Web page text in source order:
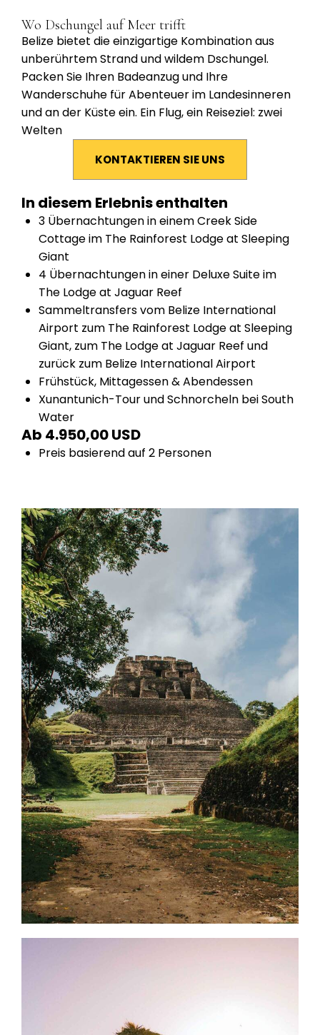
Wo Dschungel auf Meer trifft
Belize bietet die einzigartige Kombination aus
unberührtem Strand und wildem Dschungel.
Packen Sie Ihren Badeanzug und Ihre
Wanderschuhe für Abenteuer im Landesinneren
und an der Küste ein. Ein Flug, ein Reiseziel: zwei
Welten
KONTAKTIEREN SIE UNS
In diesem Erlebnis enthalten
3 Übernachtungen in einem Creek Side
Cottage im The Rainforest Lodge at Sleeping
Giant
4 Übernachtungen in einer Deluxe Suite im
The Lodge at Jaguar Reef
Sammeltransfers vom Belize International
Airport zum The Rainforest Lodge at Sleeping
Giant, zum The Lodge at Jaguar Reef und
zurück zum Belize International Airport
Frühstück, Mittagessen & Abendessen
Xunantunich-Tour und Schnorcheln bei South
Water
Ab 4.950,00 USD
Preis basierend auf 2 Personen